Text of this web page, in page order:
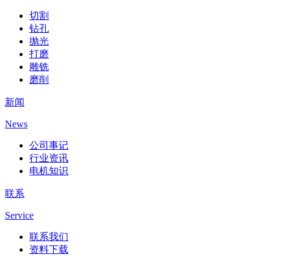
切割
钻孔
抛光
打磨
雕铣
磨削
新闻
News
公司事记
行业资讯
电机知识
联系
Service
联系我们
资料下载